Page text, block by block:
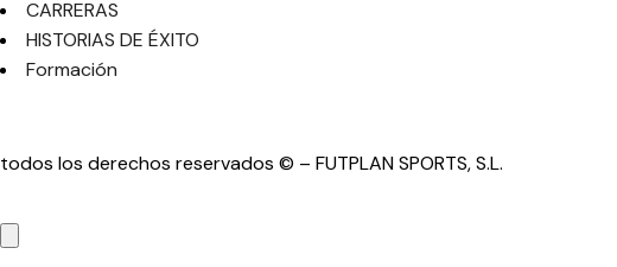
CARRERAS
HISTORIAS DE ÉXITO
Formación
todos los derechos reservados © – FUTPLAN SPORTS, S.L.